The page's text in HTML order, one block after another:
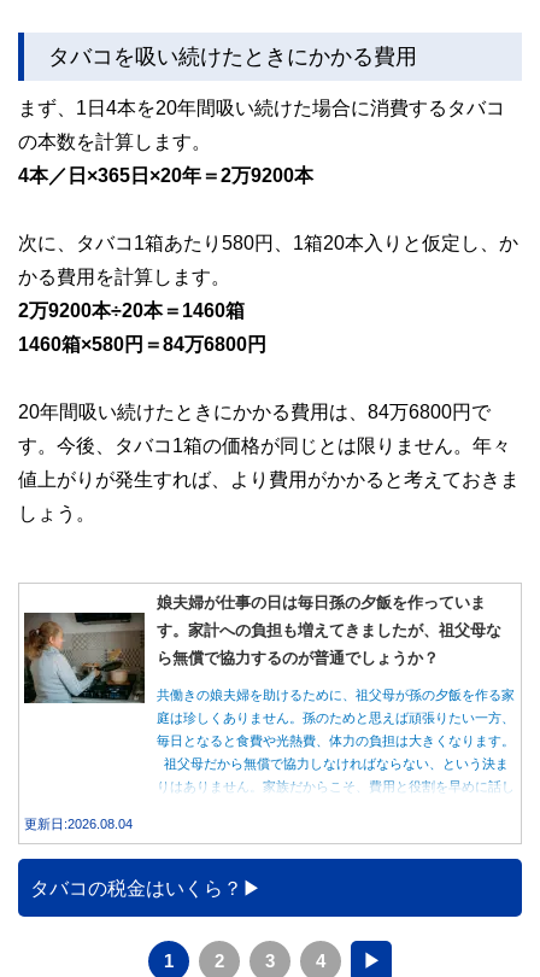
タバコを吸い続けたときにかかる費用
まず、1日4本を20年間吸い続けた場合に消費するタバコ
の本数を計算します。
4本／日×365日×20年＝2万9200本
次に、タバコ1箱あたり580円、1箱20本入りと仮定し、か
かる費用を計算します。
2万9200本÷20本＝1460箱
1460箱×580円＝84万6800円
20年間吸い続けたときにかかる費用は、84万6800円で
す。今後、タバコ1箱の価格が同じとは限りません。年々
値上がりが発生すれば、より費用がかかると考えておきま
しょう。
娘夫婦が仕事の日は毎日孫の夕飯を作っていま
す。家計への負担も増えてきましたが、祖父母な
ら無償で協力するのが普通でしょうか？
共働きの娘夫婦を助けるために、祖父母が孫の夕飯を作る家
庭は珍しくありません。孫のためと思えば頑張りたい一方、
毎日となると食費や光熱費、体力の負担は大きくなります。
祖父母だから無償で協力しなければならない、という決ま
りはありません。家族だからこそ、費用と役割を早めに話し
更新日:2026.08.04
タバコの税金はいくら？
1 2 3 4 ▶